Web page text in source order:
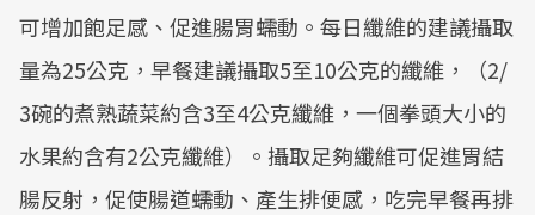
可增加飽足感、促進腸胃蠕動。每日纖維的建議攝取
量為25公克，早餐建議攝取5至10公克的纖維，（2/
3碗的煮熟蔬菜約含3至4公克纖維，一個拳頭大小的
水果約含有2公克纖維）。攝取足夠纖維可促進胃結
腸反射，促使腸道蠕動、產生排便感，吃完早餐再排